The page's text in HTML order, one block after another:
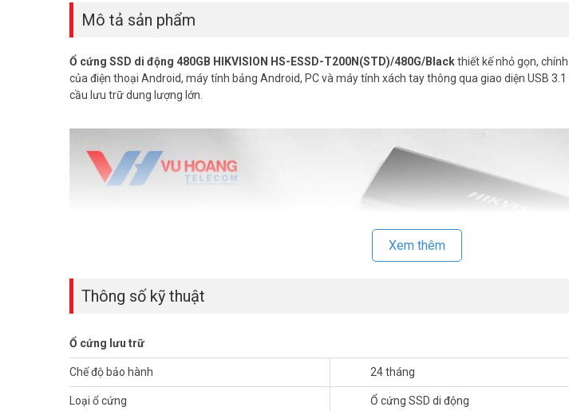
Mô tả sản phẩm
Ổ cứng SSD di động 480GB HIKVISION HS-ESSD-T200N(STD)/480G/Blackthiết kế nhỏ gọn,
của điện thoại Android, máy tính bảng Android, PC và máy tính xách tay thông qua giao diện USB
cầu lưu trữ dung lượng lớn.
Xem thêm
Thông số kỹ thuật
Ổ cứng lưu trữ
Chế độ bảo hành 24 tháng
Loại ổ cứng Ổ cứng SSD di động